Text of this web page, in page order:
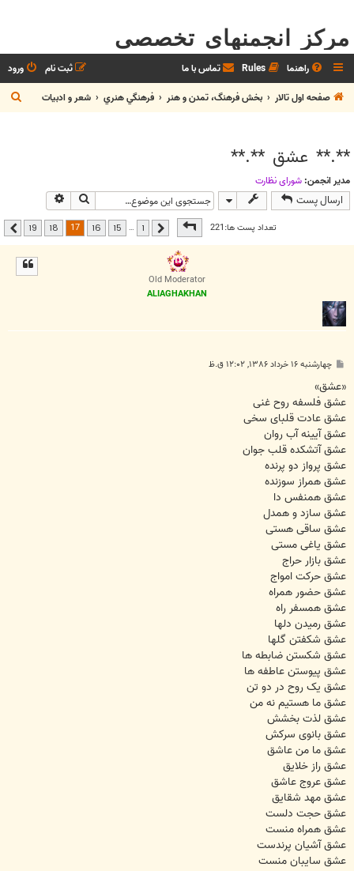
مرکز انجمنهای تخصصی
راهنما Rules تماس با ما ورود
ثبت نام
صفحه اول تالار
بخش فرهنگ، تمدن و هنر فرهنگي هنري شعر و ادبيات
ج
س
**.** عشق **.**
مدیر انجمن: شوراي نظارت
ارسال پست جستجو
تعداد پست ها:221صفحه17 از19 قبلی …
15
16
17
18
19 بعدی
Old Moderator
ALIAGHAKHAN
پ
ت
چهارشنبه ۱۶ خرداد ۱۳۸۶, ۱۲:۰۲ ق.ظ
«عشق»
عشق فلسفه روح غنی
عشق عادت قلبای سخی
عشق آیینه آب روان
عشق آتشکده قلب جوان
عشق پرواز دو پرنده
عشق همراز سوزنده
عشق همنفس دا
عشق سازد و همدل
عشق ساقی هستی
عشق یاغی مستی
عشق بازار حراج
عشق حرکت امواج
عشق حضور همراه
عشق همسفر راه
عشق رمیدن دلها
عشق شکفتن گلها
عشق شکستن ضابطه ها
عشق پیوستن عاطفه ها
عشق یک روح در دو تن
عشق ما هستیم نه من
عشق لذت بخشش
عشق بانوی سرکش
عشق ما من عاشق
عشق راز خلایق
عشق عروج عاشق
عشق مهد شقایق
عشق حجت دلست
عشق همراه منست
عشق آشیان پرندست
عشق سایبان منست